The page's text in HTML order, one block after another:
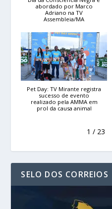
abordado por Marco
Adriano na TV
Assembleia/MA
Pet Day: TV Mirante registra
sucesso de evento
realizado pela AMMA em
prol da causa animal
1 / 23
SELO DOS CORREIOS